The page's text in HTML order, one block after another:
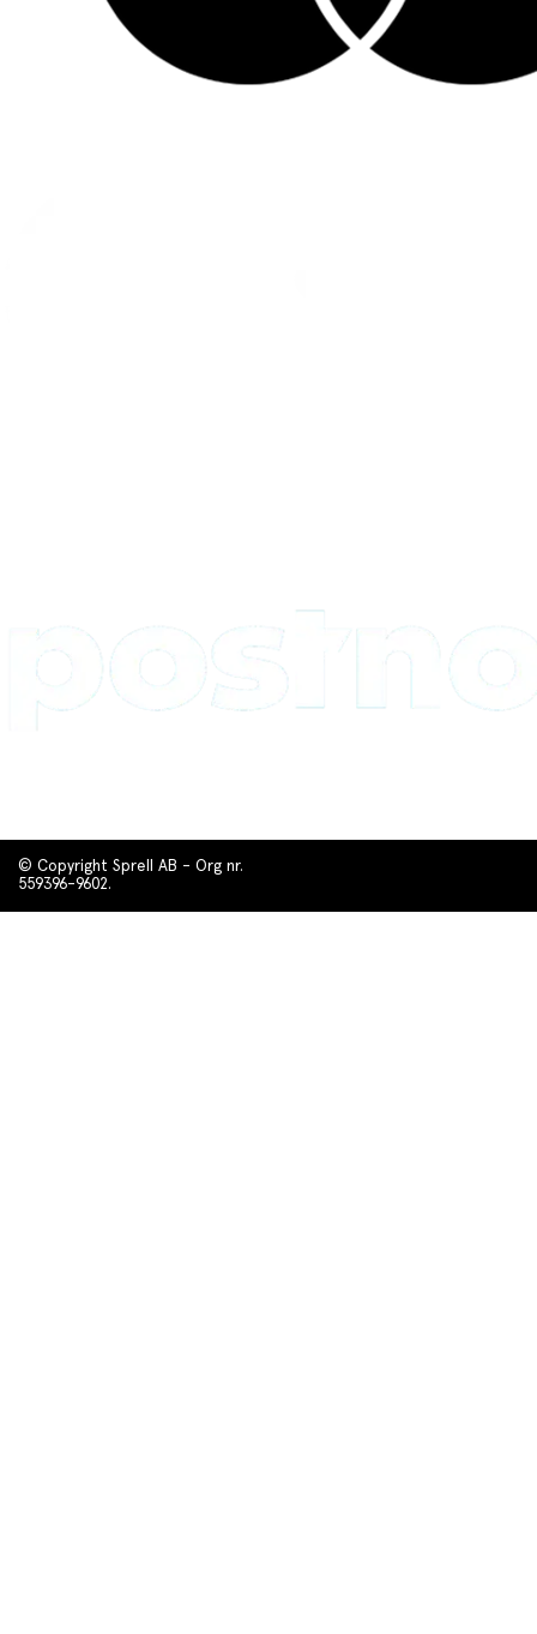
© Copyright Sprell AB - Org nr.
559396-9602.